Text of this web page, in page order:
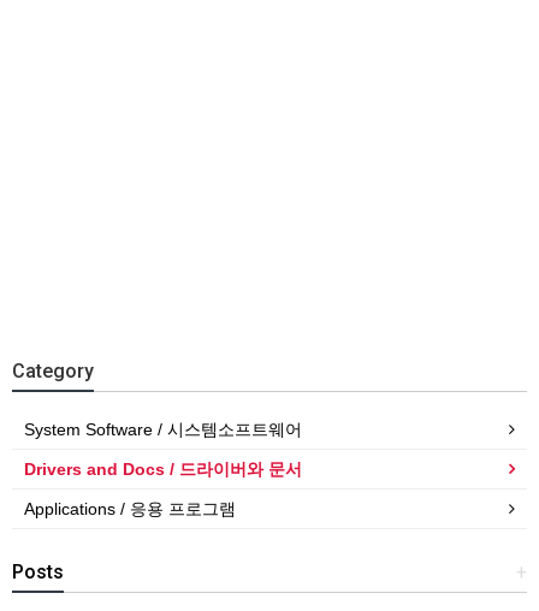
Category
System Software / 시스템소프트웨어
Drivers and Docs / 드라이버와 문서
Applications / 응용 프로그램
+
Posts